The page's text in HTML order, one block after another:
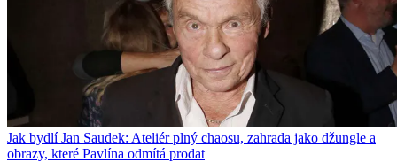
Jak bydlí Jan Saudek: Ateliér plný chaosu, zahrada jako džungle a
obrazy, které Pavlína odmítá prodat